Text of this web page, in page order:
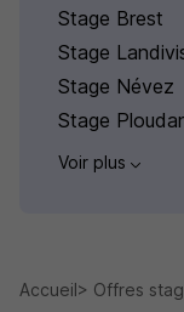
Stage Brest
Stage
Stage Névez
Stage
Voir plus
Accueil Offres